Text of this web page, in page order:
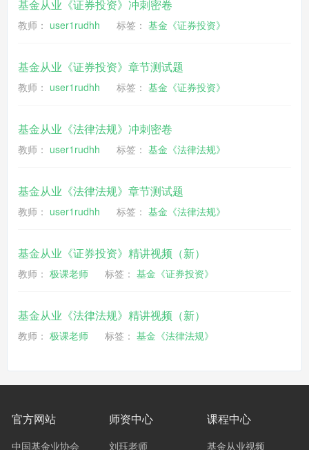
基金从业《证券投资》冲刺密卷
教师： user1rudhh 标签： 基金《证券投资》
基金从业《证券投资》章节测试题
教师： user1rudhh 标签： 基金《证券投资》
基金从业《法律法规》冲刺密卷
教师： user1rudhh 标签： 基金《法律法规》
基金从业《法律法规》章节测试题
教师： user1rudhh 标签： 基金《法律法规》
基金从业《证券投资》精讲视频（新）
教师： 极课老师 标签： 基金《证券投资》
基金从业《法律法规》精讲视频（新）
教师： 极课老师 标签： 基金《法律法规》
官方网站
中国基金业协会
师资中心
刘珏老师
课程中心
基金从业视频